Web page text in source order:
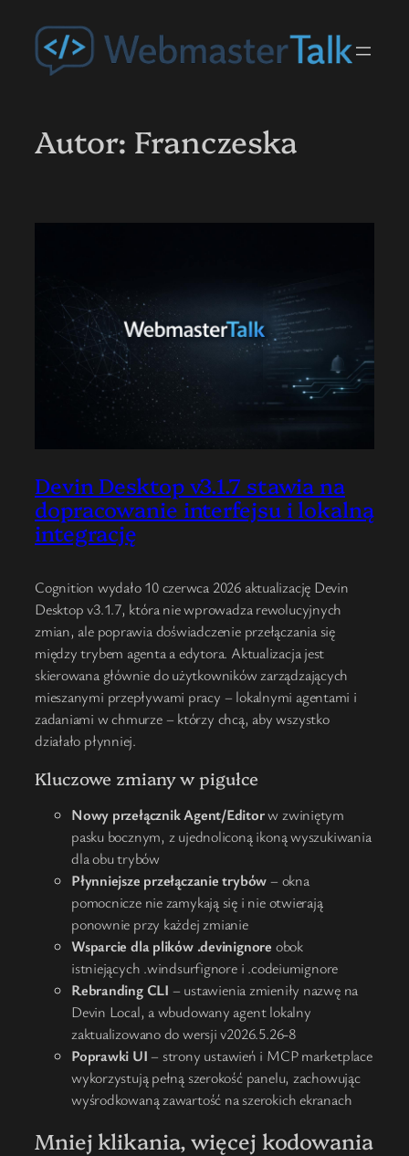
treści
Autor: Franczeska
Devin Desktop v3.1.7 stawia na
dopracowanie interfejsu i lokalną
integrację
Cognition wydało 10 czerwca 2026 aktualizację Devin
Desktop v3.1.7, która nie wprowadza rewolucyjnych
zmian, ale poprawia doświadczenie przełączania się
między trybem agenta a edytora. Aktualizacja jest
skierowana głównie do użytkowników zarządzających
mieszanymi przepływami pracy – lokalnymi agentami i
zadaniami w chmurze – którzy chcą, aby wszystko
działało płynniej.
Kluczowe zmiany w pigułce
Nowy przełącznik Agent/Editorw zwiniętym
pasku bocznym, z ujednoliconą ikoną wyszukiwania
dla obu trybów
Płynniejsze przełączanie trybów– okna
pomocnicze nie zamykają się i nie otwierają
ponownie przy każdej zmianie
Wsparcie dla plików .devinignore obok
istniejących .windsurfignore i .codeiumignore
Rebranding CLI – ustawienia zmieniły nazwę na
Devin Local, a wbudowany agent lokalny
zaktualizowano do wersji v2026.5.26-8
Poprawki UI– strony ustawień i MCP marketplace
wykorzystują pełną szerokość panelu, zachowując
wyśrodkowaną zawartość na szerokich ekranach
Mniej klikania, więcej kodowania